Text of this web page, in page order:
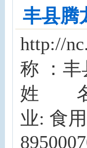
丰县腾
http://
称 ：丰
姓 名
业: 食